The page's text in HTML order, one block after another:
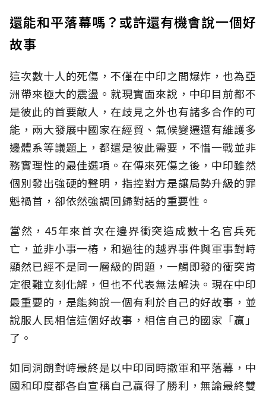
還能和平落幕嗎？或許還有機會說一個好
故事
這次數十人的死傷，不僅在中印之間爆炸，也為亞
洲帶來極大的震盪。就現實面來說，中印目前都不
是彼此的首要敵人，在歧見之外也有諸多合作的可
能，兩大發展中國家在經貿、氣候變遷還有維護多
邊體系等議題上，都還是彼此需要，不惜一戰並非
務實理性的最佳選項。在傳來死傷之後，中印雖然
個別發出強硬的聲明，指控對方是讓局勢升級的罪
魁禍首，卻依然強調回歸對話的重要性。
當然，45年來首次在邊界衝突造成數十名官兵死
亡，並非小事一樁，和過往的越界事件與軍事對峙
顯然已經不是同一層級的問題，一觸即發的衝突肯
定很難立刻化解，但也不代表無法解決。現在中印
最重要的，是能夠說一個有利於自己的好故事，並
說服人民相信這個好故事，相信自己的國家「贏」
了。
如同洞朗對峙最終是以中印同時撤軍和平落幕，中
國和印度都各自宣稱自己贏得了勝利，無論最終雙